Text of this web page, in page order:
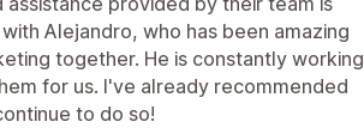
Alejandro, who has been amazing
together. He is constantly working
for us. I've already recommended
to do so!